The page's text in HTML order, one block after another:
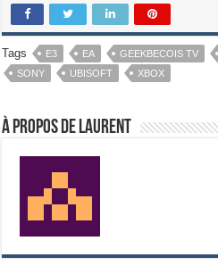
Tags E3 EA GEEKBECOIS TV
SONY
UBISOFT XBOX
À propos de Laurent